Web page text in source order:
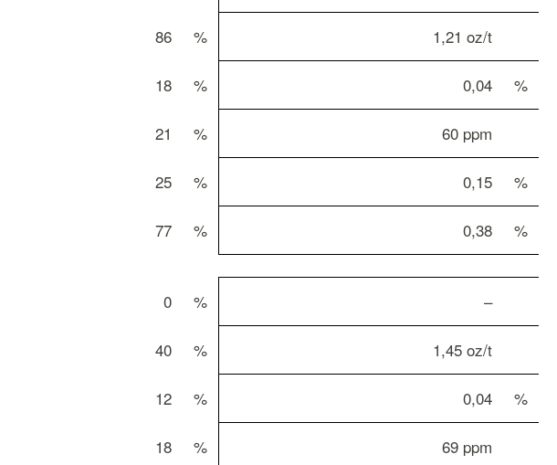
86 % 1,21 oz/t
18 % 0,04 %
21 % 60 ppm
25 % 0,15 %
77 % 0,38 %
0 % –
40 % 1,45 oz/t
12 % 0,04 %
18 % 69 ppm